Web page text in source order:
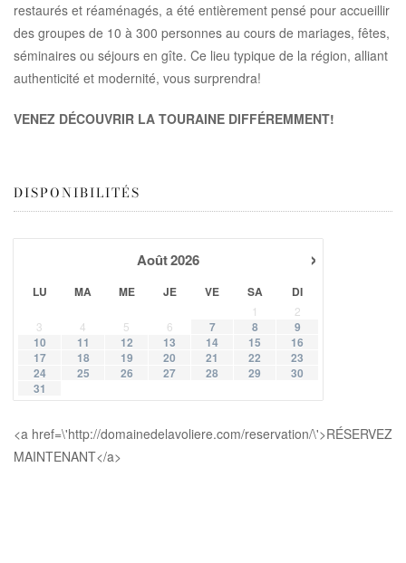
restaurés et réaménagés, a été entièrement pensé pour accueillir
des groupes de 10 à 300 personnes au cours de mariages, fêtes,
séminaires ou séjours en gîte. Ce lieu typique de la région, alliant
authenticité et modernité, vous surprendra!
VENEZ DÉCOUVRIR LA TOURAINE DIFFÉREMMENT!
DISPONIBILITÉS
›
Août2026
LU MA ME JE VE SA DI
1
2
3
4 5 6 7 8
9
10
11 12 13 14 15
16
17
18 19 20 21 22
23
24
25 26 27 28 29
30
31
<a href=\'http://domainedelavoliere.com/reservation/\'>RÉSERVEZ
MAINTENANT</a>